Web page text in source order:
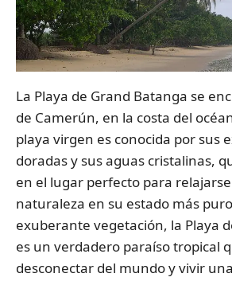
La Playa de Grand Batanga se
de Camerún, en la costa del
playa virgen es conocida por sus
doradas y sus aguas cristalinas,
en el lugar perfecto para
naturaleza en su estado más
exuberante vegetación, la Playa
es un verdadero paraíso tropical
desconectar del mundo y vivir